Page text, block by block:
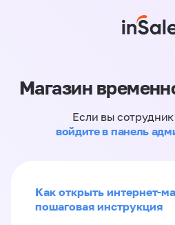
Магазин
Если вы
войдите в панель
Как открыть интернет-
пошаговая инструкция